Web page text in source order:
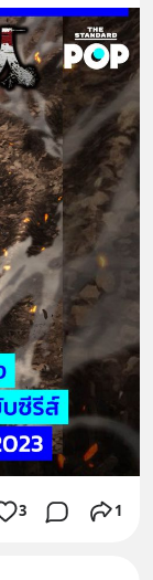
3 1